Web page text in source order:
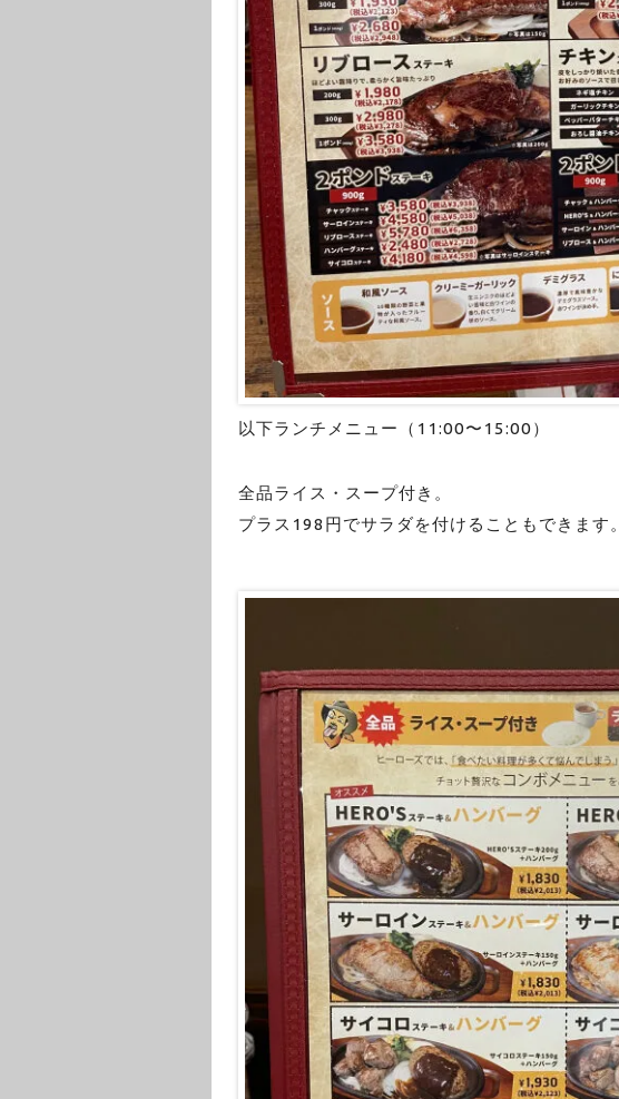
以下ランチメニュー（11:00〜15:00）
全品ライス・スープ付き。
プラス198円でサラダを付けることもできます。